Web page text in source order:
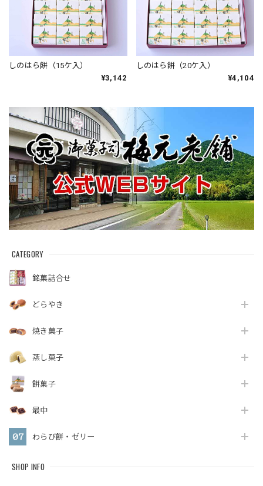
CATEGORY
銘菓詰合せ
どらやき
焼き菓子
蒸し菓子
餅菓子
最中
わらび餅・ゼリー
SHOP INFO
しのはら餅（15ケ入）
¥3,142
しのはら餅（20ケ入）
¥4,104